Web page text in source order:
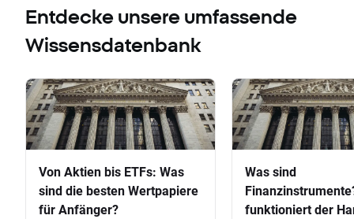
Entdecke unsere umfassende
Wissensdatenbank
Von Aktien bis ETFs: Was
sind die besten Wertpapiere
für Anfänger?
Was sind
funktioniert der